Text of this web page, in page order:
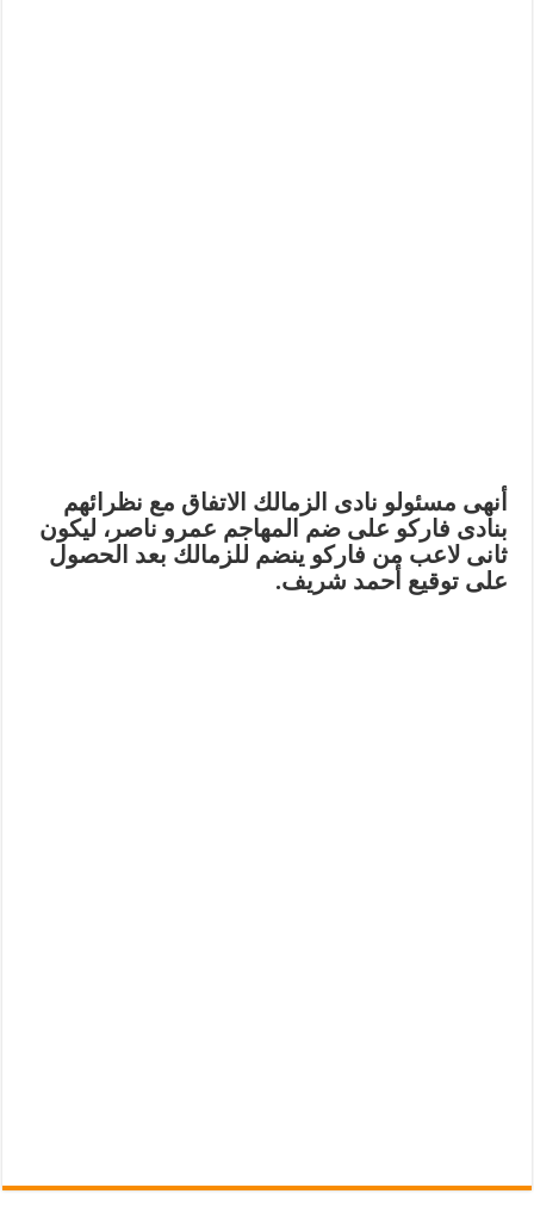
أنهى مسئولو نادى الزمالك الاتفاق مع نظرائهم
بنادى فاركو على ضم المهاجم عمرو ناصر، ليكون
ثانى لاعب من فاركو ينضم للزمالك بعد الحصول
على توقيع أحمد شريف.